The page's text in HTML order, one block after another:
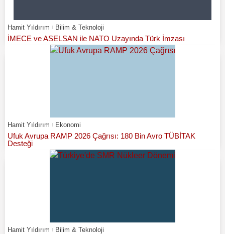
Hamit Yıldırım Bilim & Teknoloji
İMECE ve ASELSAN ile NATO Uzayında Türk İmzası
Hamit Yıldırım Ekonomi
Ufuk Avrupa RAMP 2026 Çağrısı: 180 Bin Avro TÜBİTAK
Desteği
Hamit Yıldırım Bilim & Teknoloji